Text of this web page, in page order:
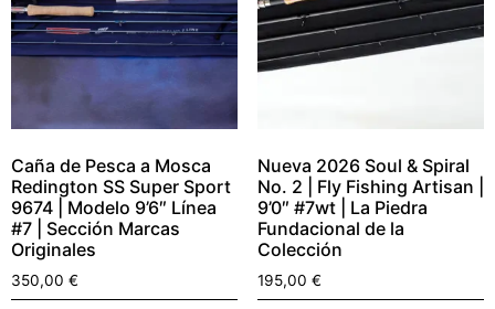
Caña de Pesca a Mosca
Redington SS Super Sport
9674 | Modelo 9’6″ Línea
#7 | Sección Marcas
Originales
350,00 €
Nueva 2026 Soul & Spiral
No. 2 | Fly Fishing Artisan |
9’0″ #7wt | La Piedra
Fundacional de la
Colección
195,00 €